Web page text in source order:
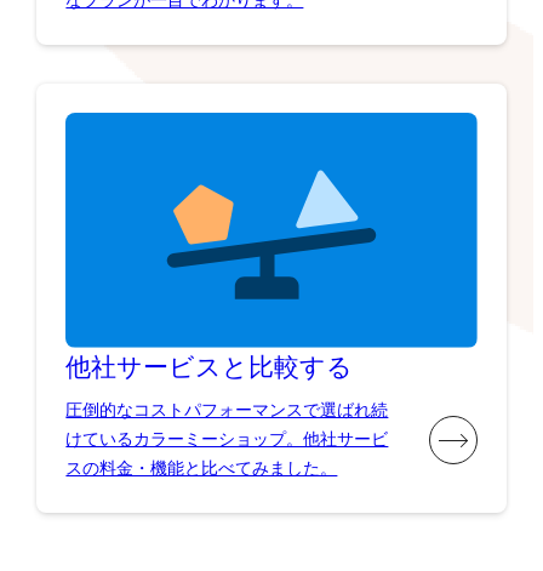
他社サービスと比較する
圧倒的なコストパフォーマンスで選ばれ続
けているカラーミーショップ。他社サービ
スの料金・機能と比べてみました。